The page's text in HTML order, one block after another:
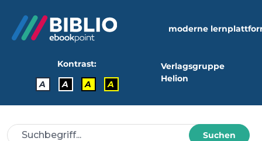
moderne
Kontrast:
A
A A A
Verlagsgruppe
Helion
Suchen